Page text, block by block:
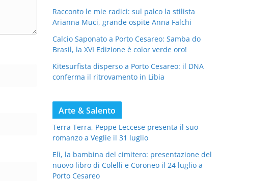
Racconto le mie radici: sul palco la stilista
Arianna Muci, grande ospite Anna Falchi
Calcio Saponato a Porto Cesareo: Samba do
Brasil, la XVI Edizione è color verde oro!
Kitesurfista disperso a Porto Cesareo: il DNA
conferma il ritrovamento in Libia
Arte & Salento
Terra Terra, Peppe Leccese presenta il suo
romanzo a Veglie il 31 luglio
Elì, la bambina del cimitero: presentazione del
nuovo libro di Colelli e Coroneo il 24 luglio a
Porto Cesareo